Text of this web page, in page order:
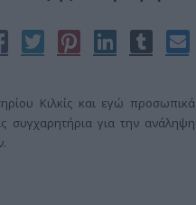
Κιλκίς και εγώ προσωπικά
συγχαρητήρια για την ανάληψη